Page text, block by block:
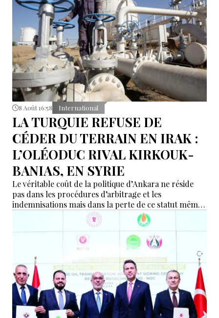
8 Août 16:58 International
LA TURQUIE REFUSE DE
CÉDER DU TERRAIN EN IRAK :
L’OLÉODUC RIVAL KIRKOUK-
BANIAS, EN SYRIE
Le véritable coût de la politique d’Ankara ne réside
pas dans les procédures d’arbitrage et les
indemnisations mais dans la perte de ce statut même
d’« intermédiaire indispensable » que la Turquie a mis
des décennies à construire.